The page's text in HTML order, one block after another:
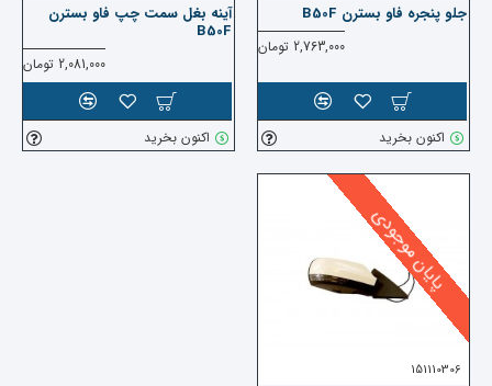
جلو پنجره فاو بسترن B50F
2,763,000 تومان
اکنون بخرید
آینه بغل سمت چپ فاو بسترن
B50F
2,081,000 تومان
اکنون بخرید
پایان موجودی
151110306